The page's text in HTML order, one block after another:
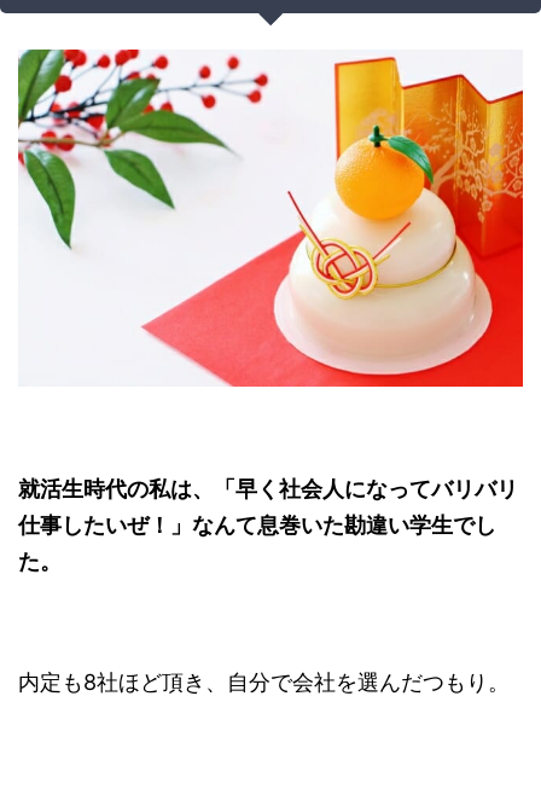
就活生時代の私は、「早く社会人になってバリバリ
仕事したいぜ！」なんて息巻いた勘違い学生でし
た。
内定も8社ほど頂き、自分で会社を選んだつもり。